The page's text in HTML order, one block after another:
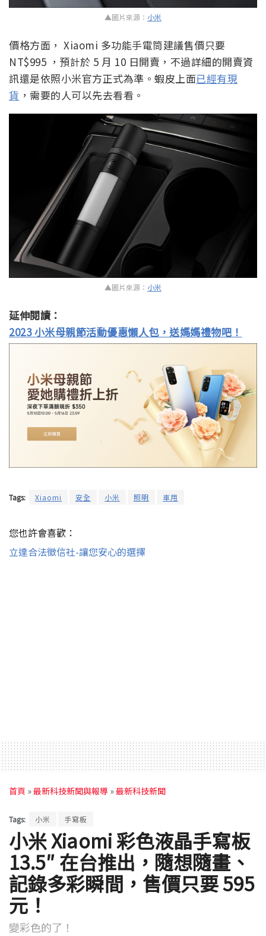
▲圖片來源： 小米
價格方面， Xiaomi 多功能手電筒建議售價只要
NT$995 ，預計於 5 月 10 日開賣，不過詳細的開賣資
訊還是依照小米官方正式為準。蝦皮上面已經有現
貨 ，需要的人可以先去看看。
▲圖片來源： 小米
延伸閱讀：
2023 小米母親節活動優惠懶人包，送媽媽禮物吧！
Tags: Xiaomi 安全 小米 照明 車用
您也許會喜歡：
立達合法徵信社-讓您安心的選擇
首頁 »最新科技新聞與報導 »最新科技新聞
Tags: 小米 手寫板
小米 Xiaomi 彩色液晶手寫板
13.5″ 在台推出，隨想隨畫、
記錄多彩瞬間，售價只要 595
元！
變彩色的了！